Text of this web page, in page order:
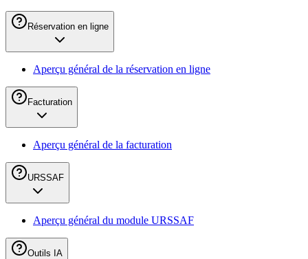
Réservation en ligne
Aperçu général de la réservation en ligne
Facturation
Aperçu général de la facturation
URSSAF
Aperçu général du module URSSAF
Outils IA